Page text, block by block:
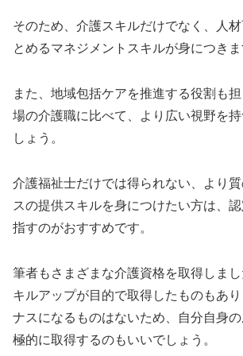
そのため、介護スキルだけでなく、人
とめるマネジメントスキルが身につきま
また、地域包括ケアを推進する役割も
場の介護職に比べて、より広い視野を
しょう。
介護福祉士だけでは得られない、より
スの提供スキルを身につけたい方は、
指すのがおすすめです。
筆者もさまざまな介護資格を取得しま
キルアップが目的で取得したものもあ
ナスになるものはないため、自分自身
極的に取得するのもいいでしょう。